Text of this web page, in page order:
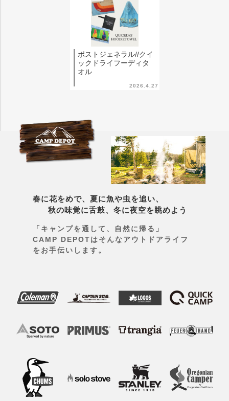
2026.4.27
ポストジェネラル//クイ
ックドライフーディタ
オル
春に花をめで、夏に魚や虫を追い、
秋の味覚に舌鼓、冬に夜空を眺めよう
「キャンプを通して、自然に帰る」
CAMP DEPOTはそんなアウトドアライフ
をお手伝いします。